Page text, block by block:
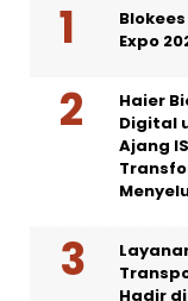
Expo
Haier
Digital
Ajang
Hadir